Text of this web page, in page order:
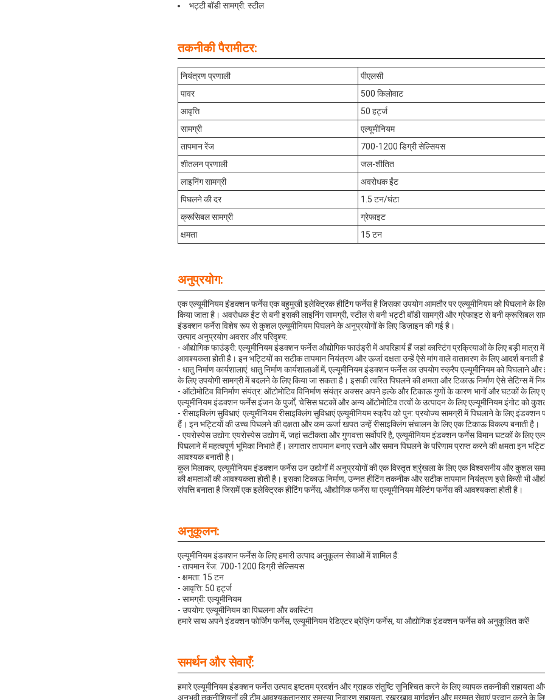
भट्टी बॉडी सामग्री: स्टील
तकनीकी पैरामीटर:
नियंत्रण प्रणाली
पीएलसी
पावर
500 किलोवाट
आवृत्ति
50 हर्ट्ज
सामग्री
एल्यूमीनियम
तापमान रेंज
700-1200 डिग्री सेल्सियस
शीतलन प्रणाली
जल-शीतित
लाइनिंग सामग्री
अवरोधक ईंट
पिघलने की दर
1.5 टन/घंटा
क्रूसिबल सामग्री
ग्रेफाइट
क्षमता
15 टन
अनुप्रयोग:
एक एल्यूमीनियम इंडक्शन फर्नेस एक बहुमुखी इलेक्ट्रिक हीटिंग फर्नेस है जिसका उपयोग आमतौर पर एल्यूमीनियम को पिघलाने के
किया जाता है। अवरोधक ईंट से बनी इसकी लाइनिंग सामग्री, स्टील से बनी भट्टी बॉडी सामग्री और ग्रेफाइट से बनी क्रूसिबल
इंडक्शन फर्नेस विशेष रूप से कुशल एल्यूमीनियम पिघलने के अनुप्रयोगों के लिए डिज़ाइन की गई है।
उत्पाद अनुप्रयोग अवसर और परिदृश्य:
- औद्योगिक फाउंड्री: एल्यूमीनियम इंडक्शन फर्नेस औद्योगिक फाउंड्री में अपरिहार्य हैं जहां कास्टिंग प्रक्रियाओं के लिए बड़ी मात्रा
आवश्यकता होती है। इन भट्टियों का सटीक तापमान नियंत्रण और ऊर्जा दक्षता उन्हें ऐसे मांग वाले वातावरण के लिए आदर्श बनाती
- धातु निर्माण कार्यशालाएं: धातु निर्माण कार्यशालाओं में, एल्यूमीनियम इंडक्शन फर्नेस का उपयोग स्क्रैप एल्यूमीनियम को पिघलाने और
के लिए उपयोगी सामग्री में बदलने के लिए किया जा सकता है। इसकी त्वरित पिघलने की क्षमता और टिकाऊ निर्माण ऐसे सेटिंग्स में
- ऑटोमोटिव विनिर्माण संयंत्र: ऑटोमोटिव विनिर्माण संयंत्र अक्सर अपने हल्के और टिकाऊ गुणों के कारण भागों और घटकों के लिए
एल्यूमीनियम इंडक्शन फर्नेस इंजन के पुर्जों, चेसिस घटकों और अन्य ऑटोमोटिव तत्वों के उत्पादन के लिए एल्यूमीनियम इंगोट को
- रीसाइक्लिंग सुविधाएं: एल्यूमीनियम रीसाइक्लिंग सुविधाएं एल्यूमीनियम स्क्रैप को पुन: प्रयोज्य सामग्री में पिघलाने के लिए इंडक्शन
हैं। इन भट्टियों की उच्च पिघलने की दक्षता और कम ऊर्जा खपत उन्हें रीसाइक्लिंग संचालन के लिए एक टिकाऊ विकल्प बनाती है।
- एयरोस्पेस उद्योग: एयरोस्पेस उद्योग में, जहां सटीकता और गुणवत्ता सर्वोपरि है, एल्यूमीनियम इंडक्शन फर्नेस विमान घटकों के लिए
पिघलाने में महत्वपूर्ण भूमिका निभाते हैं। लगातार तापमान बनाए रखने और समान पिघलने के परिणाम प्राप्त करने की क्षमता इन
आवश्यक बनाती है।
कुल मिलाकर, एल्यूमीनियम इंडक्शन फर्नेस उन उद्योगों में अनुप्रयोगों की एक विस्तृत श्रृंखला के लिए एक विश्वसनीय और कुशल
की क्षमताओं की आवश्यकता होती है। इसका टिकाऊ निर्माण, उन्नत हीटिंग तकनीक और सटीक तापमान नियंत्रण इसे किसी भी
संपत्ति बनाता है जिसमें एक इलेक्ट्रिक हीटिंग फर्नेस, औद्योगिक फर्नेस या एल्यूमीनियम मेल्टिंग फर्नेस की आवश्यकता होती है।
अनुकूलन:
एल्यूमीनियम इंडक्शन फर्नेस के लिए हमारी उत्पाद अनुकूलन सेवाओं में शामिल हैं:
- तापमान रेंज: 700-1200 डिग्री सेल्सियस
- क्षमता: 15 टन
- आवृत्ति: 50 हर्ट्ज
- सामग्री: एल्यूमीनियम
- उपयोग: एल्यूमीनियम का पिघलना और कास्टिंग
हमारे साथ अपने इंडक्शन फोर्जिंग फर्नेस, एल्यूमीनियम रेडिएटर ब्रेज़िंग फर्नेस, या औद्योगिक इंडक्शन फर्नेस को अनुकूलित करें!
समर्थन और सेवाएँ:
हमारे एल्यूमीनियम इंडक्शन फर्नेस उत्पाद इष्टतम प्रदर्शन और ग्राहक संतुष्टि सुनिश्चित करने के लिए व्यापक तकनीकी सहायता
अनुभवी तकनीशियनों की टीम आवश्यकतानुसार समस्या निवारण सहायता, रखरखाव मार्गदर्शन और मरम्मत सेवाएं प्रदान करने के